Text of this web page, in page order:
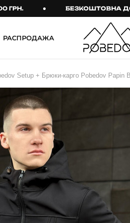
БЕЗКОШТОВНА
Брюки
Джогери
Спортивні штани
Лосины
Джинсы
КОМПЛЕКТИ
Куртка й штани
РАСПРОДАЖА
Setup + Брюки-карго Pobedov Papin